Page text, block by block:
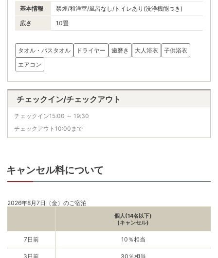
基本情報
禁煙/和洋室/風呂なし/トイレあり(洗浄機能つき)
広さ
10畳
タオル・バスタオル ドライヤー 歯磨き 大人浴衣
子供浴衣
エアコン
チェックイン/チェックアウト
チェックイン15:00 ～ 19:30
チェックアウト10:00まで
キャンセル料について
2026年8月7日（金）のご宿泊
個人(14名以下)
(キャンセル)
7日前 10％相当
3日前 30％相当